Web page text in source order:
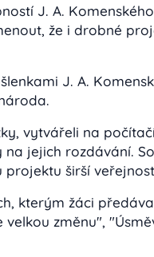
J. A.
že i drobné
J. A.
.
vytvářeli na
jejich rozdávání.
širší
kterým žáci
změnu",